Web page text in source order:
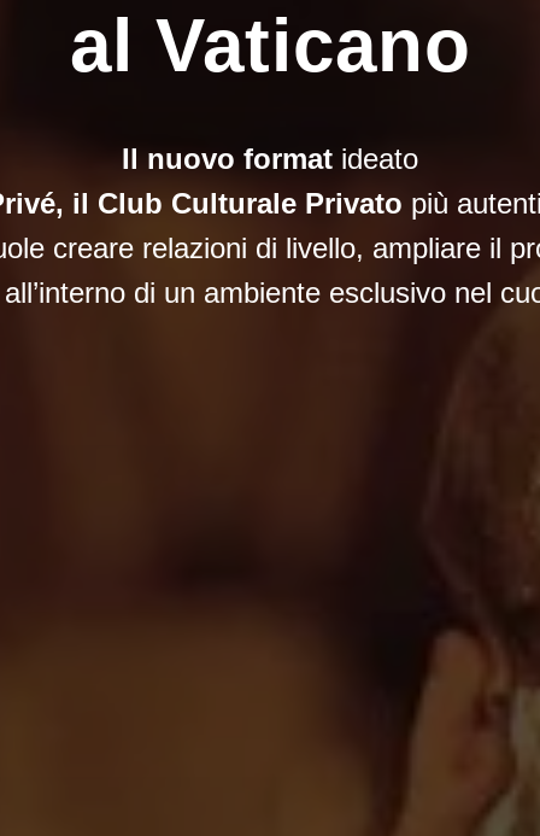
al Vaticano
Il nuovo format ideato
il Club Culturale Privato più
creare relazioni di livello, ampliare il
di un ambiente esclusivo nel